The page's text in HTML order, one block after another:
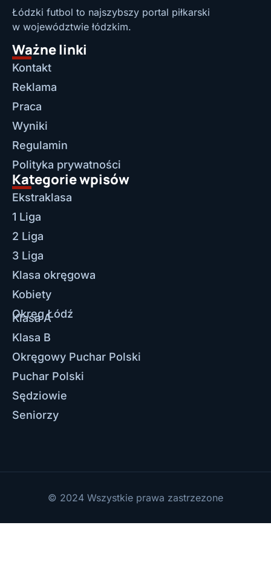
Łódzki futbol to najszybszy portal piłkarski
w województwie łódzkim.
Ważne linki
Kontakt
Reklama
Praca
Wyniki
Regulamin
Polityka prywatności
Kategorie wpisów
Ekstraklasa
1 Liga
2 Liga
3 Liga
Klasa okręgowa
Kobiety
Okręg Łódź
Klasa A
Klasa B
Okręgowy Puchar Polski
Puchar Polski
Sędziowie
Seniorzy
© 2024 Wszystkie prawa zastrzezone